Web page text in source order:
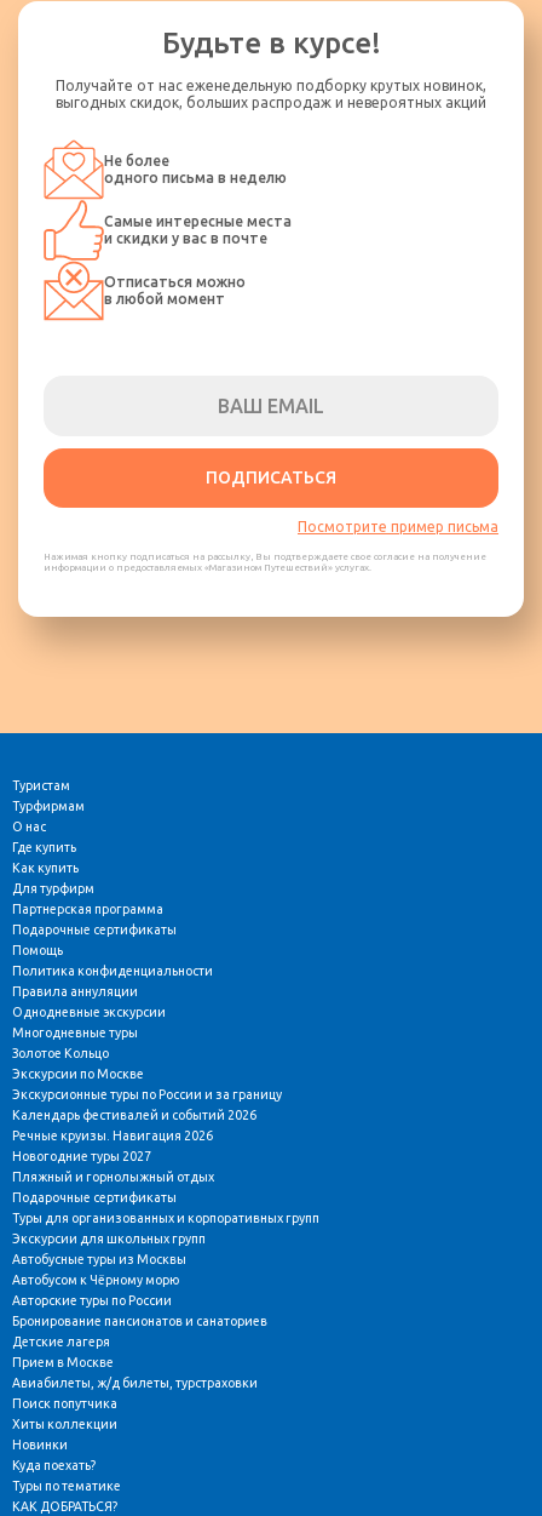
Будьте в курсе!
Получайте от нас еженедельную подборку крутых новинок,
выгодных скидок, больших распродаж и невероятных акций
Не более
одного письма в неделю
Самые интересные места
и скидки у вас в почте
Отписаться можно
в любой момент
ПОДПИСАТЬСЯ
Посмотрите пример письма
Нажимая кнопку подписаться на рассылку, Вы подтверждаете свое согласие на получение
информации о предоставляемых «Магазином Путешествий» услугах.
Туристам
Турфирмам
О нас
Где купить
Как купить
Для турфирм
Партнерская программа
Подарочные сертификаты
Помощь
Политика конфиденциальности
Правила аннуляции
Однодневные экскурсии
Многодневные туры
Золотое Кольцо
Экскурсии по Москве
Экскурсионные туры по России и за границу
Календарь фестивалей и событий 2026
Речные круизы. Навигация 2026
Новогодние туры 2027
Пляжный и горнолыжный отдых
Подарочные сертификаты
Туры для организованных и корпоративных групп
Экскурсии для школьных групп
Автобусные туры из Москвы
Автобусом к Чёрному морю
Авторские туры по России
Бронирование пансионатов и санаториев
Детские лагеря
Прием в Москве
Авиабилеты, ж/д билеты, турстраховки
Поиск попутчика
Хиты коллекции
Новинки
Куда поехать?
Туры по тематике
КАК ДОБРАТЬСЯ?